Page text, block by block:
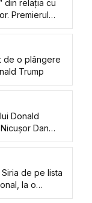
din relația cu
Premierul
de o plângere
Trump
Donald
Dan
suntem sub
de pe lista
la o